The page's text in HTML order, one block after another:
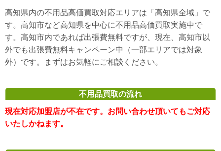
高知県内の不用品高価買取対応エリアは「高知県全域」で
す。高知市など高知県を中心に不用品高価買取実施中で
す。高知市内であれば出張費無料ですが、現在、高知市以
外でも出張費無料キャンペーン中（一部エリアでは対象
外）です。まずはお気軽にご相談ください。
不用品買取の流れ
現在対応加盟店が不在です。お問い合わせ頂いてもご対応
いたしかねます。